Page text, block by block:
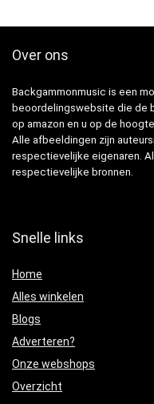
Over ons
Backgammonmusic is een
beoordelingswebsite die de
op amazon en u op de
Alle afbeeldingen zijn
respectievelijke eigenaren.
respectievelijke bronnen.
Snelle links
Home
Alles winkelen
Blogs
Adverteren?
Onze webshops
Overzicht